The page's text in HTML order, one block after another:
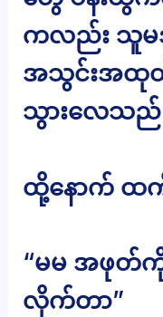
ကလည်း သူမ
အသွင်းအထုတ်
သွားလေသည်
ထို့နောက် ထ
“မမ အဖုတ်ကို
လိုက်တာ”